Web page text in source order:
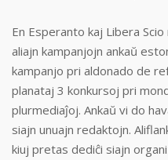
En Esperanto kaj Libera
aliajn kampanjojn ankaŭ
kampanjo pri aldonado de
planataj 3 konkursoj pri
plurmediaĵoj. Ankaŭ vi do
siajn unuajn redaktojn.
kiuj pretas dediĉi siajn